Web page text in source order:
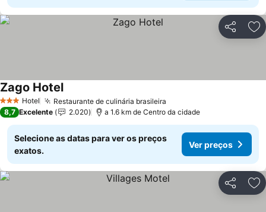
Partilhar
3 EstrelasHotel Restaurante de culinária brasileira
Zago Hotel
8,7 Excelente 2.020 a 1.6 km de Centro da cidade
Selecione as datas para ver os preços
exatos.
Ver preços
Partilhar